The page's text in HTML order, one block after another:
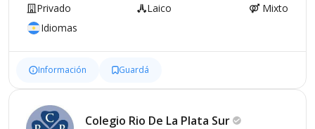
Privado Laico
Mixto
Idiomas
Información Guardá
Colegio Rio De La Plata Sur